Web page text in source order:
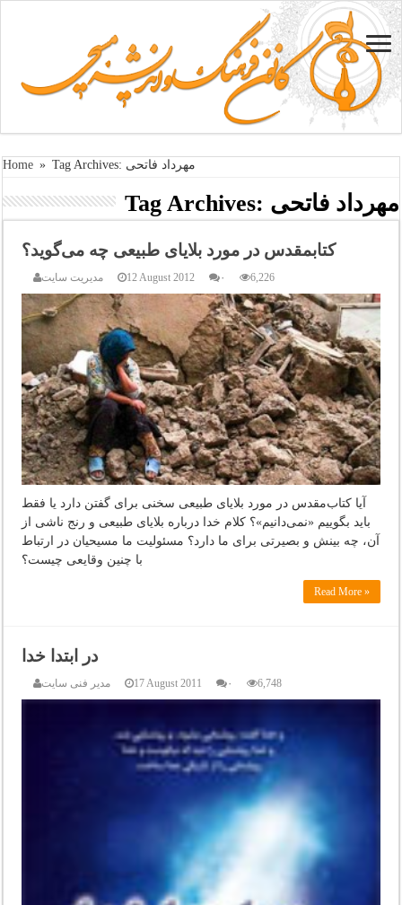
Home » Tag Archives: مهرداد فاتحی
Tag Archives: مهرداد فاتحی
کتابمقدس در مورد بلایای طبیعی چه می‌گوید؟
مدیریت سایت 12 August 2012 ۰ 6,226
آیا کتاب‌مقدس در مورد بلایای طبیعی سخنی برای گفتن دارد یا فقط
باید بگوییم «نمی‌دانیم»؟ کلام خدا درباره بلایای طبیعی و رنج ناشی از
آن، چه بینش و بصیرتی برای ما دارد؟ مسئولیت ما مسیحیان در ارتباط
با چنین وقایعی چیست؟
Read More »
در ابتدا خدا
مدیر فنی سایت 17 August 2011 ۰ 6,748